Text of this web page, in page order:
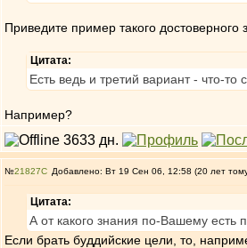
Приведите пример такого достоверного
Цитата:
Есть ведь и третий вариант - что-то
Например?
№21827 Добавлено: Вт 19 Сен 06, 12:58 (20 лет
Цитата:
А от какого знания по-Вашему есть
Если брать буддийские цели, то,